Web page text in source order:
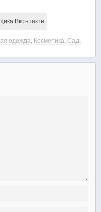
Вконтакте
одежда, Косметика, Сад,